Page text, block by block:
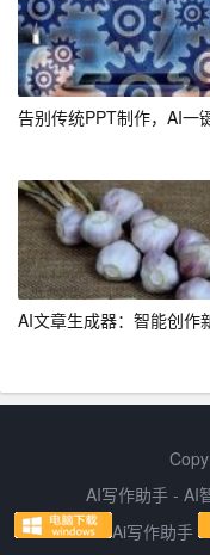
虽然简历AI生成平台
局限性。以下是几点
1. 个性化不足：虽然
技能生成简历，但相
足。求职者在使用时
2. 行业适应性：简历
业的需求。对于某些
特点，对生成的简历
者还需不断学习和提
四、结语
告别传统PPT制作，AI一
AI文章生成器：智能创作
AI写作助手 - AI
Ai写作助手